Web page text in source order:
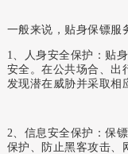
一般来说，贴身保镖服
1、人身安全保护：贴
安全。在公共场合、出
发现潜在威胁并采取相
2、信息安全保护：保
保护、防止黑客攻击、